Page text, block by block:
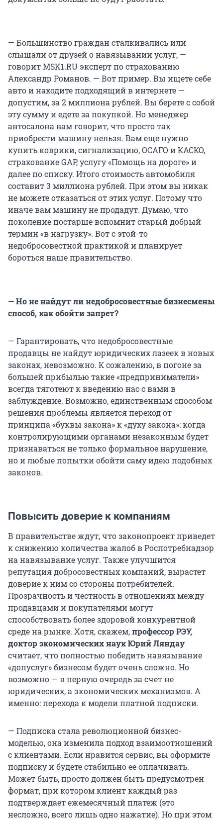
— Большинство граждан сталкивались или
слышали от друзей о навязывании услуг, —
говорит MSK1.RU эксперт по страхованию
Александр Романов. — Вот пример. Вы ищете себе
авто и находите подходящий в интернете —
допустим, за 2 миллиона рублей. Вы берете с собой
эту сумму и едете за покупкой. Но менеджер
автосалона вам говорит, что просто так
приобрести машину нельзя. Вам еще нужно
купить коврики, сигнализацию, ОСАГО и КАСКО,
страхование GAP, услугу «Помощь на дороге» и
далее по списку. Итого стоимость автомобиля
составит 3 миллиона рублей. При этом вы никак
не можете отказаться от этих услуг. Потому что
иначе вам машину не продадут. Думаю, что
поколение постарше вспомнит старый добрый
термин «в нагрузку». Вот с этой-то
недобросовестной практикой и планирует
бороться наше правительство.
— Но не найдут ли недобросовестные бизнесмены
способ, как обойти запрет?
— Гарантировать, что недобросовестные
продавцы не найдут юридических лазеек в новых
законах, невозможно. К сожалению, в погоне за
большей прибылью такие «предприниматели»
всегда тяготеют к введению нас с вами в
заблуждение. Возможно, единственным способом
решения проблемы является переход от
принципа «буквы закона» к «духу закона»: когда
контролирующими органами незаконным будет
признаваться не только формальное нарушение,
но и любые попытки обойти саму идею подобных
законов.
Повысить доверие к компаниям
В правительстве ждут, что законопроект приведет
к снижению количества жалоб в Роспотребнадзор
на навязывание услуг. Также улучшится
репутация добросовестных компаний, вырастет
доверие к ним со стороны потребителей.
Прозрачность и честность в отношениях между
продавцами и покупателями могут
способствовать более здоровой конкурентной
среде на рынке. Хотя, скажем,профессор РЭУ,
доктор экономических наук Юрий Ляндау
считает, что полностью победить навязывание
«допуслуг» бизнесом будет очень сложно. Но
возможно — в первую очередь за счет не
юридических, а экономических механизмов. А
именно: перехода к модели платной подписки.
— Подписка стала революционной бизнес-
моделью, она изменила подход взаимоотношений
с клиентами. Если нравится сервис, вы оформите
подписку и будете стабильно ее оплачивать.
Может быть, просто должен быть предусмотрен
формат, при котором клиент каждый раз
подтверждает ежемесячный платеж (это
несложно, всего лишь одно нажатие). Но при этом